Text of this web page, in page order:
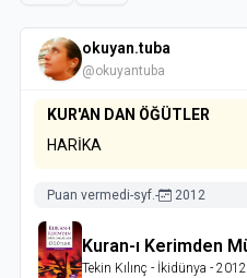
okuyan.tuba
@okuyantuba
KUR'AN DAN ÖĞÜTLER
HARİKA
Puan vermedi-syf.- 2012
Kuran-ı Kerimden
Tekin Kılınç - İkidünya - 2012